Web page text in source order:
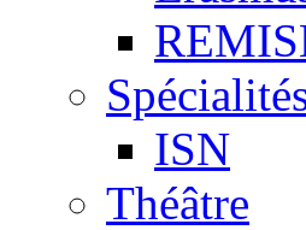
ISN
Théâtre